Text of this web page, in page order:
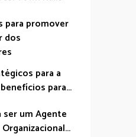
para promover
dos
para a
para...
ser um Agente